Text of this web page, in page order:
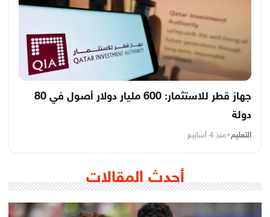
جهاز قطر للاستثمار: 600 مليار دولار أصول في 80
دولة
التعليم•منذ 4 أسابيع
أحدث المقالات